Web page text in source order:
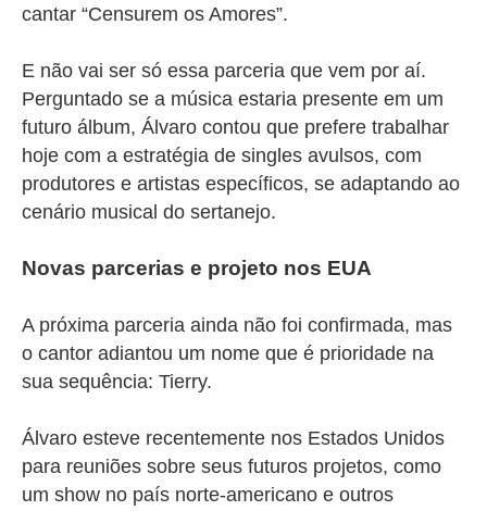
cantar “Censurem os Amores”.
E não vai ser só essa parceria que vem por aí.
Perguntado se a música estaria presente em um
futuro álbum, Álvaro contou que prefere trabalhar
hoje com a estratégia de singles avulsos, com
produtores e artistas específicos, se adaptando ao
cenário musical do sertanejo.
Novas parcerias e projeto nos EUA
A próxima parceria ainda não foi confirmada, mas
o cantor adiantou um nome que é prioridade na
sua sequência: Tierry.
Álvaro esteve recentemente nos Estados Unidos
para reuniões sobre seus futuros projetos, como
um show no país norte-americano e outros